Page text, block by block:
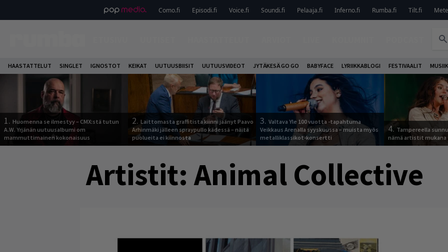
Como.fi Episodi.fi Voice.fi Soundi.fi Pelaaja.fi Inferno.fi Rumba.fi Tilt.fi
HAASTATTELUT SINGLET IGNOSTOT KEIKAT UUTUUSBIISIT UUTUUSVIDEOT JYTÄKESÄ GO GO BABYFACE LYRIIKKABLOGI FESTIVAALIT
1. Huomenna se ilmestyy – CMX:stä tutun
A.W. Yrjänän uutuusalbumi om
mammuttimainen kokonaisuus
2. Laittomasta graffitista kiinni jäänyt Paavo
Arhinmäki jälleen spraypullo kädessä – näitä
puolueita ei kiinnosta
3. Valtava Yle 100 vuotta -tapahtuma
Veikkaus Arenalla syyskuussa – muista myös
metalliklassikot-konsertti
4. Tampereella
nämä artistit mukana
Artistit:Animal Collective